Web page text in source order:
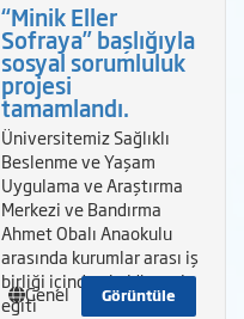
“Minik Eller
Sofraya” başlığıyla
sosyal sorumluluk
projesi
tamamlandı.
Üniversitemiz Sağlıklı
Beslenme ve Yaşam
Uygulama ve Araştırma
Merkezi ve Bandırma
Ahmet Obalı Anaokulu
arasında kurumlar arası iş
birliği içinde okul öncesi
eğiti
Görüntüle
Genel